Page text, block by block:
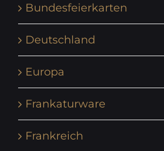
Bundesfeierkarten
Deutschland
Europa
Frankaturware
Frankreich